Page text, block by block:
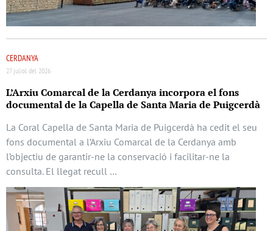
CERDANYA
27 juliol del 2026
L’Arxiu Comarcal de la Cerdanya incorpora el fons
documental de la Capella de Santa Maria de Puigcerdà
La Coral Capella de Santa Maria de Puigcerdà ha cedit el seu
fons documental a l’Arxiu Comarcal de la Cerdanya amb
l’objectiu de garantir-ne la conservació i facilitar-ne la
consulta. El llegat recull …